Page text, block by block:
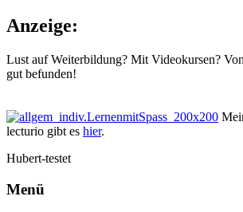
Anzeige:
Lust auf Weiterbildung? Mit Videokursen?
gut befunden!
lecturio gibt es hier.
Hubert-testet
Menü